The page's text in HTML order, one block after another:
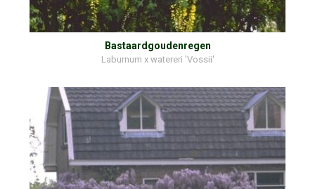
Bastaardgoudenregen
Laburnum x watereri 'Vossii'